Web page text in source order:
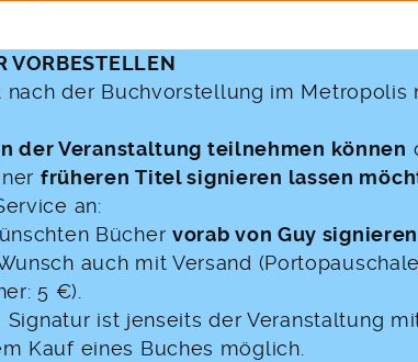
VORBESTELLEN
nach der Buchvorstellung im Metropolis
der Veranstaltung teilnehmen können
früheren Titel signieren lassen
an:
Bücher vorab von Guy signieren
auch mit Versand
5 €).
Signatur ist jenseits der Veranstaltung
Kauf eines Buches möglich.